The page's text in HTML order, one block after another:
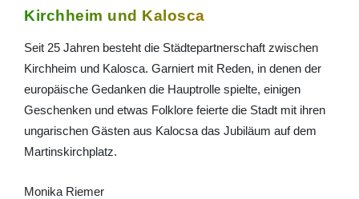
Kirchheim und Kalosca
Seit 25 Jahren besteht die Städtepartnerschaft zwischen
Kirchheim und Kalosca. Garniert mit Reden, in denen der
europäische Gedanken die Hauptrolle spielte, einigen
Geschenken und etwas Folklore feierte die Stadt mit ihren
ungarischen Gästen aus Kalocsa das Jubiläum auf dem
Martinskirchplatz.
Monika Riemer